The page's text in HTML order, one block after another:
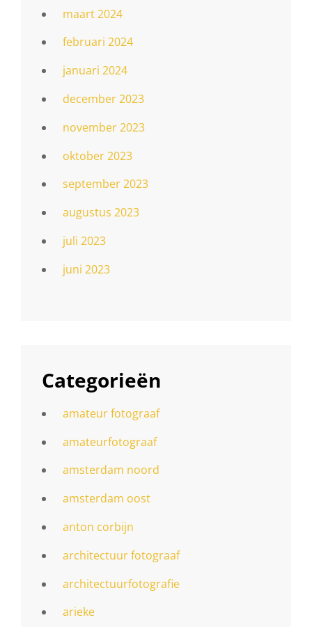
maart 2024
februari 2024
januari 2024
december 2023
november 2023
oktober 2023
september 2023
augustus 2023
juli 2023
juni 2023
Categorieën
amateur fotograaf
amateurfotograaf
amsterdam noord
amsterdam oost
anton corbijn
architectuur fotograaf
architectuurfotografie
arieke